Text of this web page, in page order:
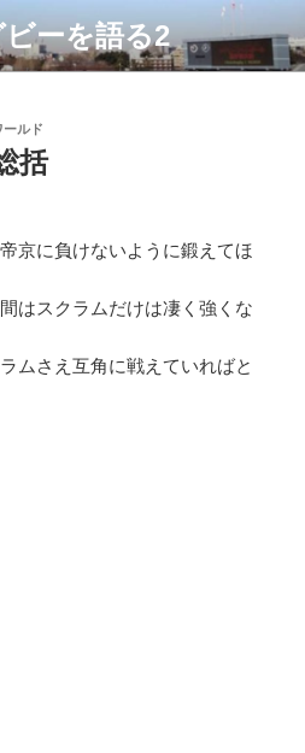
ーを語る2
ールド
括
京に負けないように鍛えてほ
はスクラムだけは凄く強くな
ムさえ互角に戦えていればと